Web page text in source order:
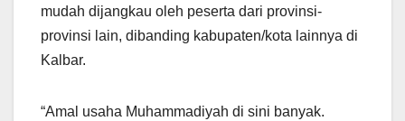
mudah dijangkau oleh peserta dari provinsi-
provinsi lain, dibanding kabupaten/kota lainnya di
Kalbar.
“Amal usaha Muhammadiyah di sini banyak.